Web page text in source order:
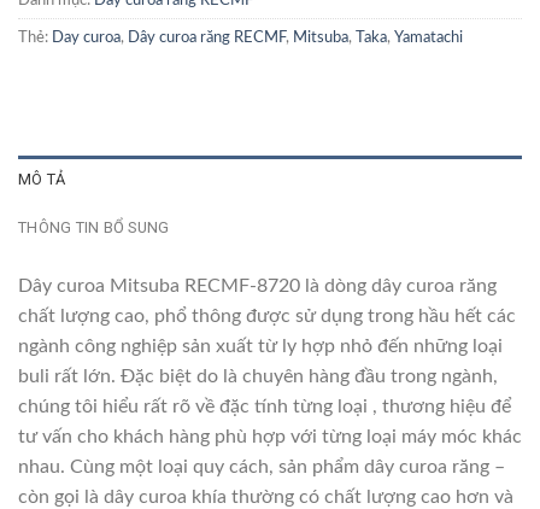
Thẻ: Day curoa, Dây curoa răng RECMF, Mitsuba, Taka, Yamatachi
MÔ TẢ
THÔNG TIN BỔ SUNG
Dây curoa Mitsuba RECMF-8720 là dòng dây curoa răng
chất lượng cao, phổ thông được sử dụng trong hầu hết các
ngành công nghiệp sản xuất từ ly hợp nhỏ đến những loại
buli rất lớn. Đặc biệt do là chuyên hàng đầu trong ngành,
chúng tôi hiểu rất rõ về đặc tính từng loại , thương hiệu để
tư vấn cho khách hàng phù hợp với từng loại máy móc khác
nhau. Cùng một loại quy cách, sản phẩm dây curoa răng –
còn gọi là dây curoa khía thường có chất lượng cao hơn và